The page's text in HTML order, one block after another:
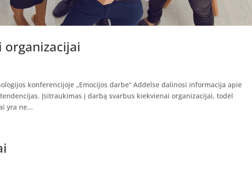
konferencijoje „Emocijos darbe“ Addelse dalinosi informacija apie
Įsitraukimas į darbą svarbus kiekvienai organizacijai, todėl
yra ne...